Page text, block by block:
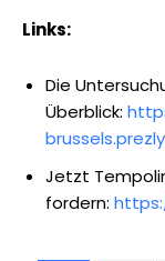
Links:
Die
Überblick:
Jetzt
fordern: